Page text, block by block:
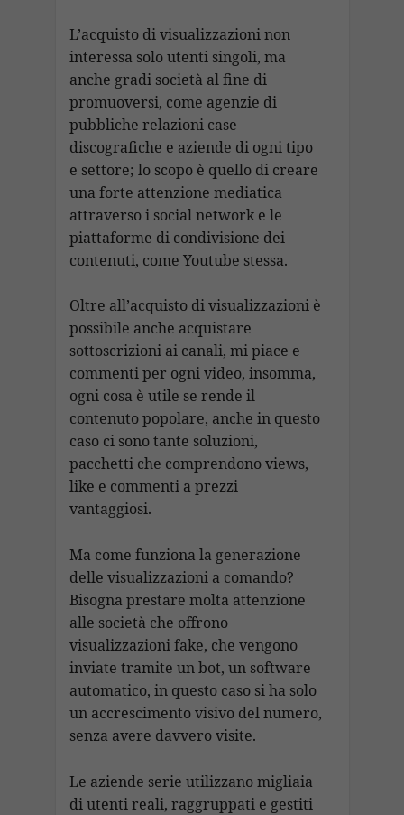
L’acquisto di visualizzazioni non
interessa solo utenti singoli, ma
anche gradi società al fine di
promuoversi, come agenzie di
pubbliche relazioni case
discografiche e aziende di ogni tipo
e settore; lo scopo è quello di creare
una forte attenzione mediatica
attraverso i social network e le
piattaforme di condivisione dei
contenuti, come Youtube stessa.
Oltre all’acquisto di visualizzazioni è
possibile anche acquistare
sottoscrizioni ai canali, mi piace e
commenti per ogni video, insomma,
ogni cosa è utile se rende il
contenuto popolare, anche in questo
caso ci sono tante soluzioni,
pacchetti che comprendono views,
like e commenti a prezzi
vantaggiosi.
Ma come funziona la generazione
delle visualizzazioni a comando?
Bisogna prestare molta attenzione
alle società che offrono
visualizzazioni fake, che vengono
inviate tramite un bot, un software
automatico, in questo caso si ha solo
un accrescimento visivo del numero,
senza avere davvero visite.
Le aziende serie utilizzano migliaia
di utenti reali, raggruppati e gestiti